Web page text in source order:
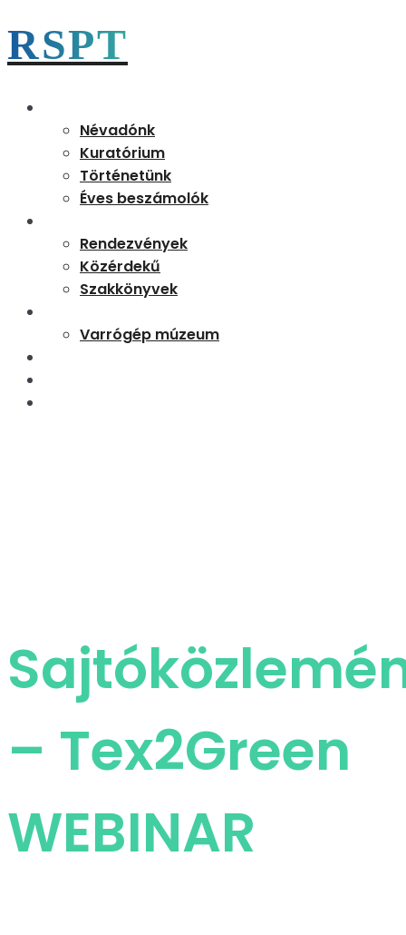
RSPT
Névadónk
Kuratórium
Történetünk
Éves beszámolók
Rendezvények
Közérdekű
Szakkönyvek
Varrógép múzeum
– Tex2Green
WEBINAR